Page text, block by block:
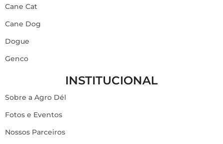
Cane Cat
Cane Dog
Dogue
Genco
INSTITUCIONAL
Sobre a Agro Dél
Fotos e Eventos
Nossos Parceiros